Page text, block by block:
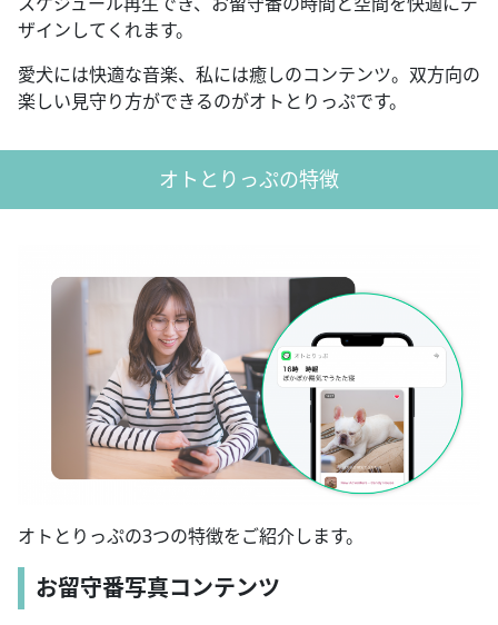
ザインしてくれます。
愛犬には快適な音楽、私には癒しのコンテンツ。双方向の
楽しい見守り方ができるのがオトとりっぷです。
オトとりっぷの特徴
オトとりっぷの3つの特徴をご紹介します。
お留守番写真コンテンツ